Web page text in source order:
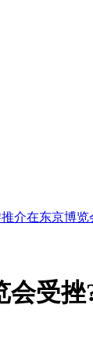
介在东京博览
受